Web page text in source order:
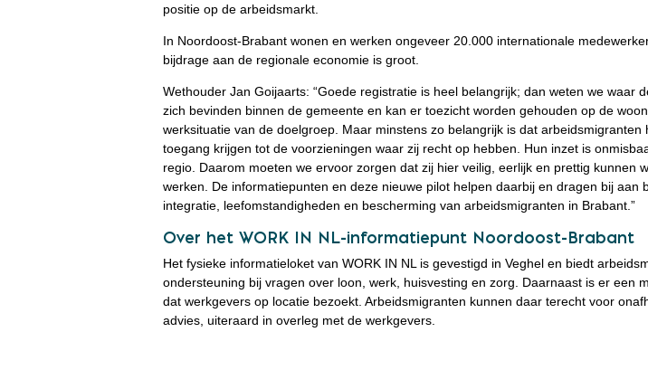
positie op de arbeidsmarkt.
In Noordoost-Brabant wonen en werken ongeveer 20.000 internationale
bijdrage aan de regionale economie is groot.
Wethouder Jan Goijaarts: “Goede registratie is heel belangrijk; dan weten we waar
zich bevinden binnen de gemeente en kan er toezicht worden gehouden op de
werksituatie van de doelgroep. Maar minstens zo belangrijk is dat arbeidsmigranten
toegang krijgen tot de voorzieningen waar zij recht op hebben. Hun inzet is
regio. Daarom moeten we ervoor zorgen dat zij hier veilig, eerlijk en prettig kunnen
werken. De informatiepunten en deze nieuwe pilot helpen daarbij en dragen bij aan
integratie, leefomstandigheden en bescherming van arbeidsmigranten in Brabant.”
Over het WORK IN NL-informatiepunt Noordoost-Brabant
Het fysieke informatieloket van WORK IN NL is gevestigd in Veghel en biedt
ondersteuning bij vragen over loon, werk, huisvesting en zorg. Daarnaast is er een
dat werkgevers op locatie bezoekt. Arbeidsmigranten kunnen daar terecht voor
advies, uiteraard in overleg met de werkgevers.